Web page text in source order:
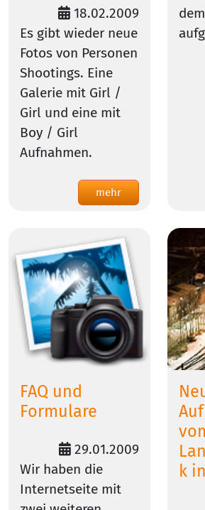
18.02.2009
Es gibt wieder neue
Fotos von Personen
Shootings. Eine
Galerie mit Girl /
Girl und eine mit
Boy / Girl
Aufnahmen.
mehr
FAQ und
Formulare
29.01.2009
Wir haben die
Internetseite mit
k